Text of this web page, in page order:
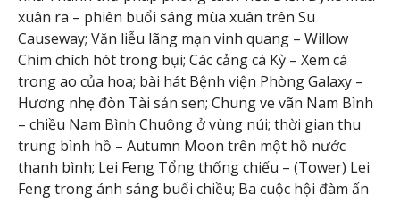
xuân ra – phiên buổi sáng mùa xuân trên Su
Causeway; Văn liễu lãng mạn vinh quang – Willow
Chim chích hót trong bụi; Các cảng cá Kỳ – Xem cá
trong ao của hoa; bài hát Bệnh viện Phòng Galaxy –
Hương nhẹ đòn Tài sản sen; Chung ve vãn Nam Bình
– chiều Nam Bình Chuông ở vùng núi; thời gian thu
trung bình hồ – Autumn Moon trên một hồ nước
thanh bình; Lei Feng Tổng thống chiếu – (Tower) Lei
Feng trong ánh sáng buổi chiều; Ba cuộc hội đàm ấn